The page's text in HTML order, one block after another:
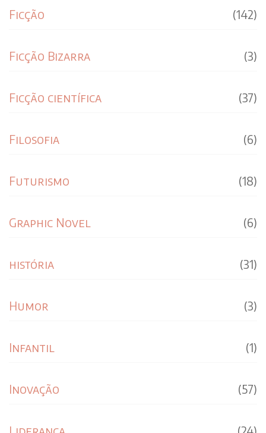
Ficção (142)
Ficção Bizarra (3)
Ficção científica (37)
Filosofia (6)
Futurismo (18)
Graphic Novel (6)
história (31)
Humor (3)
Infantil (1)
Inovação (57)